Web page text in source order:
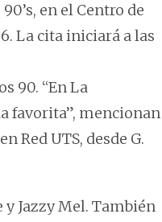
en el Centro de
La cita iniciará a las
90. “En La
favorita”, mencionan
Red UTS, desde G.
Jazzy Mel. También